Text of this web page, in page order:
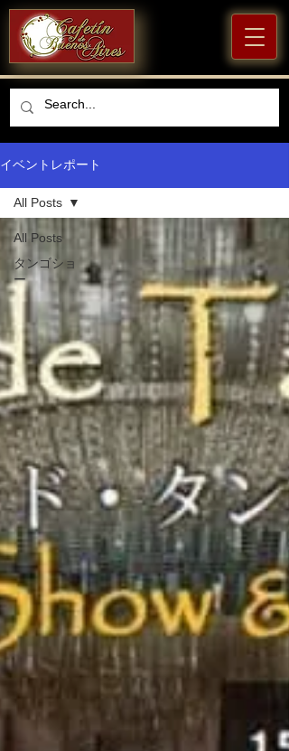
イベントレポート
All Posts
タンゴショ
ー
All Posts